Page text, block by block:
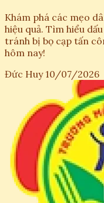
Khám phá các mẹo
hiệu quả. Tìm hiểu
tránh bị bọ cạp tấn
hôm nay!
Đức Huy 10/07/2026